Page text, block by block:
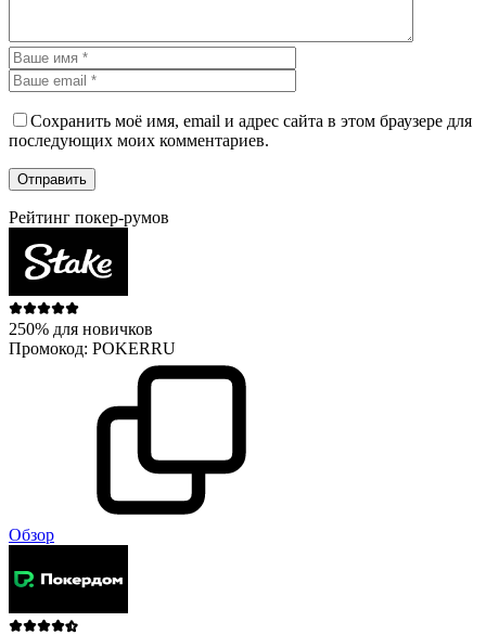
Сохранить моё имя, email и адрес сайта в этом браузере для
последующих моих комментариев.
Рейтинг покер-румов
250% для новичков
Промокод: POKERRU
Обзор